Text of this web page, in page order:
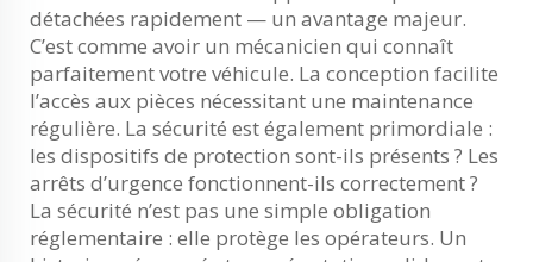
détachées rapidement — un avantage majeur.
C’est comme avoir un mécanicien qui connaît
parfaitement votre véhicule. La conception facilite
l’accès aux pièces nécessitant une maintenance
régulière. La sécurité est également primordiale :
les dispositifs de protection sont-ils présents ? Les
arrêts d’urgence fonctionnent-ils correctement ?
La sécurité n’est pas une simple obligation
réglementaire : elle protège les opérateurs. Un